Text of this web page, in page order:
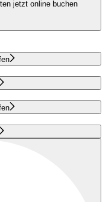
jetzt online buchen